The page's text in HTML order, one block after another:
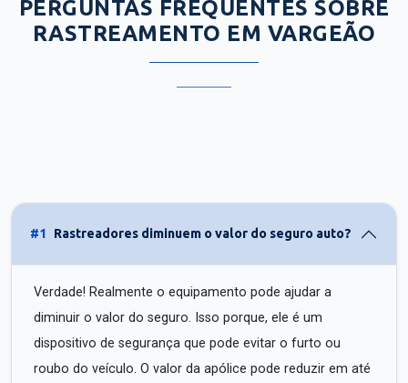
PERGUNTAS FREQUENTES SOBRE
RASTREAMENTO EM VARGEÃO
#1 Rastreadores diminuem o valor do seguro auto?
Verdade! Realmente o equipamento pode ajudar a
diminuir o valor do seguro. Isso porque, ele é um
dispositivo de segurança que pode evitar o furto ou
roubo do veículo. O valor da apólice pode reduzir em até